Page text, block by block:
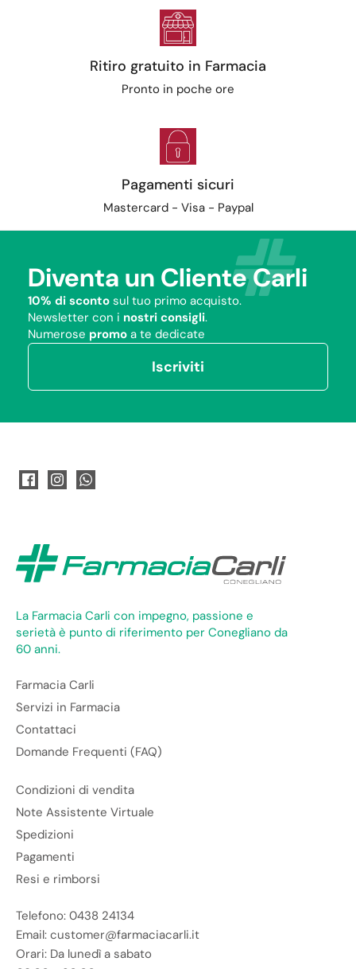
Ritiro gratuito in Farmacia
Pronto in poche ore
Pagamenti sicuri
Mastercard - Visa - Paypal
Diventa un Cliente Carli
10% di sconto sul tuo primo acquisto.
Newsletter con i nostri consigli.
Numerose promo a te dedicate
Iscriviti
La Farmacia Carli con impegno, passione e
serietà è punto di riferimento per Conegliano da
60 anni.
Farmacia Carli
Servizi in Farmacia
Contattaci
Domande Frequenti (FAQ)
Condizioni di vendita
Note Assistente Virtuale
Spedizioni
Pagamenti
Resi e rimborsi
Telefono: 0438 24134
Email: customer@farmaciacarli.it
Orari: Da lunedì a sabato